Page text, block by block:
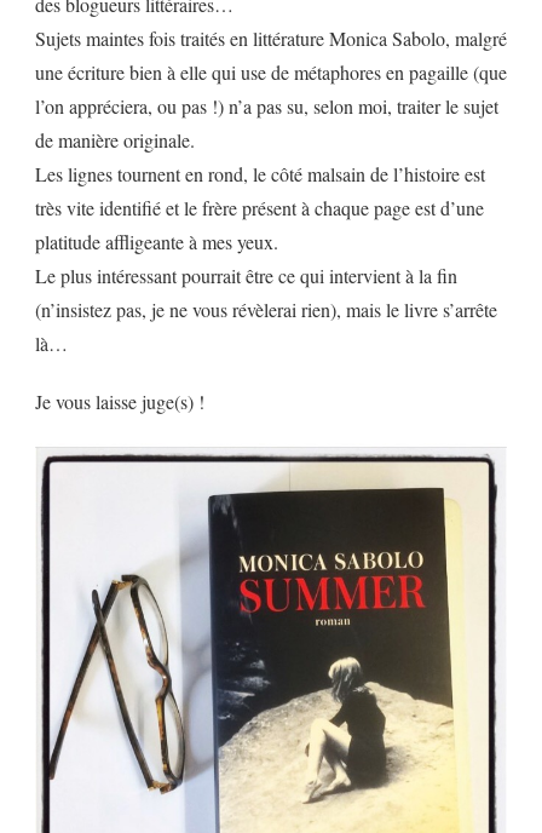
Sujets maintes fois traités en littérature Monica Sabolo, malgré
une écriture bien à elle qui use de métaphores en pagaille (que
l’on appréciera, ou pas !) n’a pas su, selon moi, traiter le sujet
de manière originale.
Les lignes tournent en rond, le côté malsain de l’histoire est
très vite identifié et le frère présent à chaque page est d’une
platitude affligeante à mes yeux.
Le plus intéressant pourrait être ce qui intervient à la fin
(n’insistez pas, je ne vous révèlerai rien), mais le livre s’arrête
là…
Je vous laisse juge(s) !